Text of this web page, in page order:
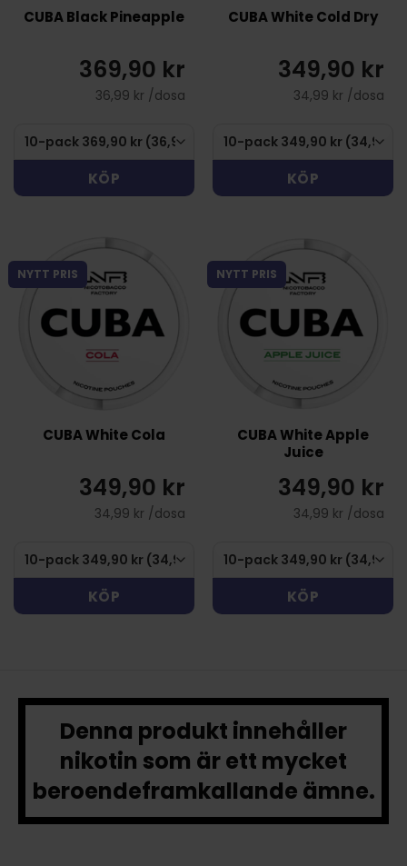
CUBA Black Pineapple
369,90 kr
36,99 kr /dosa
KÖP
CUBA White Cold Dry
349,90 kr
34,99 kr /dosa
KÖP
NYTT PRIS
CUBA White Cola
349,90 kr
34,99 kr /dosa
KÖP
NYTT PRIS
CUBA White Apple
Juice
349,90 kr
34,99 kr /dosa
KÖP
Denna produkt innehåller
nikotin som är ett mycket
beroendeframkallande ämne.